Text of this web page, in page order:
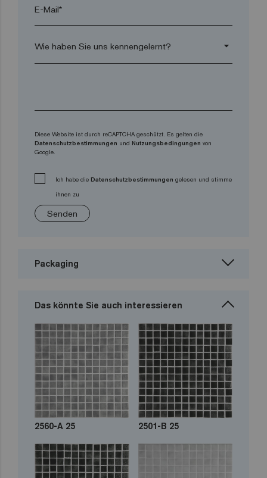
E-Mail*
arrow_drop_down
Diese Website ist durch reCAPTCHA geschützt. Es gelten die
Datenschutzbestimmungen und Nutzungsbedingungen von
Google.
Ich habe die Datenschutzbestimmungen gelesen und stimme
ihnen zu
Senden
Packaging
Das könnte Sie auch interessieren
2560-A 25 2501-B 25